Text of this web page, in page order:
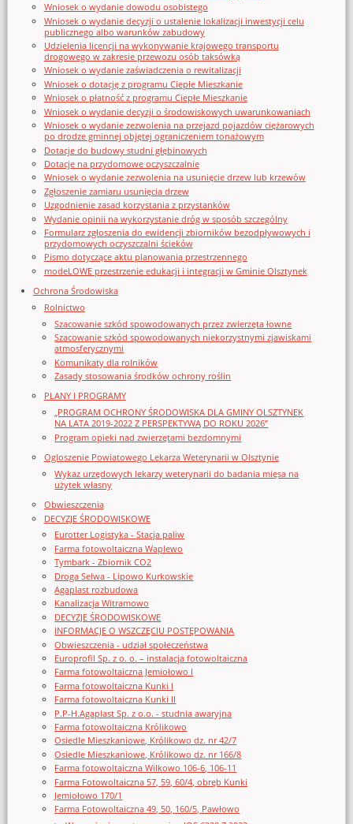
Wniosek o wydanie dowodu osobistego
Wniosek o wydanie decyzji o ustalenie lokalizacji inwestycji celu
publicznego albo warunków zabudowy
Udzielenia licencji na wykonywanie krajowego transportu
drogowego w zakresie przewozu osób taksówką
Wniosek o wydanie zaświadczenia o rewitalizacji
Wniosek o dotację z programu Ciepłe Mieszkanie
Wniosek o płatność z programu Ciepłe Mieszkanie
Wniosek o wydanie decyzji o środowiskowych uwarunkowaniach
Wniosek o wydanie zezwolenia na przejazd pojazdów ciężarowych
po drodze gminnej objętej ograniczeniem tonażowym
Dotacje do budowy studni głębinowych
Dotacje na przydomowe oczyszczalnie
Wniosek o wydanie zezwolenia na usunięcie drzew lub krzewów
Zgłoszenie zamiaru usunięcia drzew
Uzgodnienie zasad korzystania z przystanków
Wydanie opinii na wykorzystanie dróg w sposób szczególny
Formularz zgłoszenia do ewidencji zbiorników bezodpływowych i
przydomowych oczyszczalni ścieków
Pismo dotyczące aktu planowania przestrzennego
modeLOWE przestrzenie edukacji i integracji w Gminie Olsztynek
Ochrona Środowiska
Rolnictwo
Szacowanie szkód spowodowanych przez zwierzęta łowne
Szacowanie szkód spowodowanych niekorzystnymi zjawiskami
atmosferycznymi
Komunikaty dla rolników
Zasady stosowania środków ochrony roślin
PLANY I PROGRAMY
„PROGRAM OCHRONY ŚRODOWISKA DLA GMINY OLSZTYNEK
NA LATA 2019-2022 Z PERSPEKTYWĄ DO ROKU 2026”
Program opieki nad zwierzętami bezdomnymi
Ogloszenie Powiatowego Lekarza Weterynarii w Olsztynie
Wykaz urzędowych lekarzy weterynarii do badania mięsa na
użytek własny
Obwieszczenia
DECYZJE ŚRODOWISKOWE
Eurotter Logistyka - Stacja paliw
Farma fotowoltaiczna Waplewo
Tymbark - Zbiornik CO2
Droga Selwa - Lipowo Kurkowskie
Agaplast rozbudowa
Kanalizacja Witramowo
DECYZJE ŚRODOWISKOWE
INFORMACJE O WSZCZĘCIU POSTĘPOWANIA
Obwieszczenia - udział społeczeństwa
Europrofil Sp. z o. o. – instalacja fotowoltaiczna
Farma fotowoltaiczna Jemiołowo I
Farma fotowoltaiczna Kunki I
Farma fotowoltaiczna Kunki II
P.P-H.Agaplast Sp. z o.o. - studnia awaryjna
Farma fotowoltaiczna Królikowo
Osiedle Mieszkaniowe, Królikowo dz. nr 42/7
Osiedle Mieszkaniowe, Królikowo dz. nr 166/8
Farma fotowoltaiczna Wilkowo 106-6, 106-11
Farma Fotowoltaiczna 57, 59, 60/4, obręb Kunki
Jemiołowo 170/1
Farma Fotowoltaiczna 49, 50, 160/5, Pawłowo